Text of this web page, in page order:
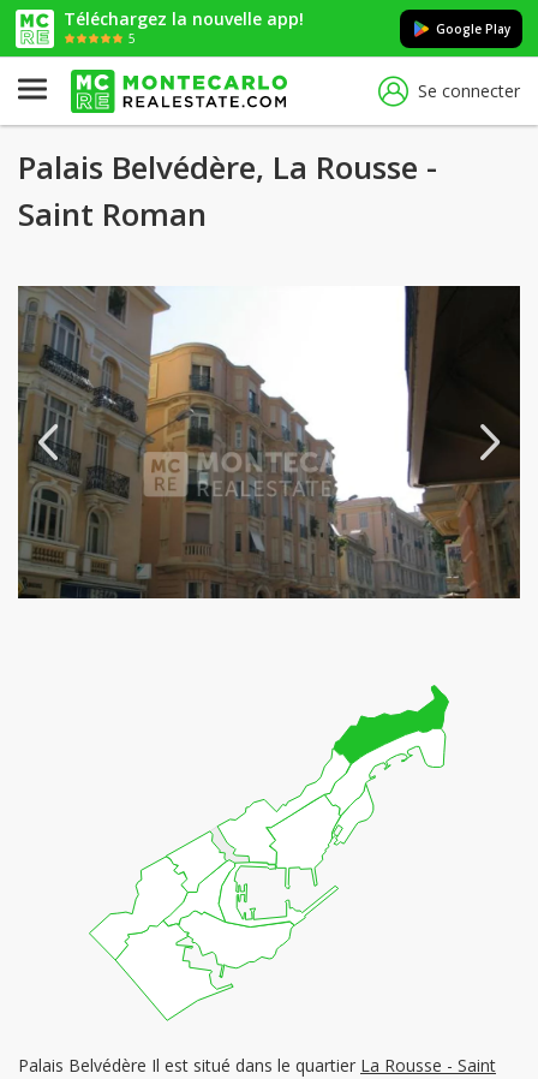
Téléchargez la nouvelle app!
5
Google Play
Se connecter
Palais Belvédère, La Rousse -
Saint Roman
Palais Belvédère Il est situé dans le quartier La Rousse - Saint